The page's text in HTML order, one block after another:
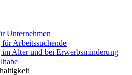
Unternehmen
Arbeitssuchende
Alter und bei Erwerbsminderung